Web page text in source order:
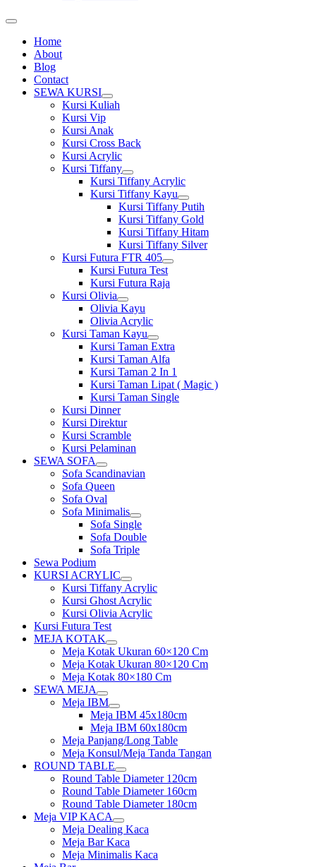
Home
About
Blog
Contact
SEWA KURSI
Show
sub
Kursi Kuliah
Kursi Vip
Kursi Anak
Kursi Cross Back
Kursi Acrylic
Kursi Tiffany
Show
sub
menu
Kursi Tiffany Acrylic
Kursi Tiffany Kayu
Show
sub
menu
Kursi Tiffany Putih
Kursi Tiffany Gold
Kursi Tiffany Hitam
Kursi Tiffany Silver
Kursi Futura FTR 405
Show
sub
menu
Kursi Futura Test
Kursi Futura Raja
Kursi Olivia
Show
sub
menu
Olivia Kayu
Olivia Acrylic
Kursi Taman Kayu
Show
sub
menu
Kursi Taman Extra
Kursi Taman Alfa
Kursi Taman 2 In 1
Kursi Taman Lipat ( Magic )
Kursi Taman Single
Kursi Dinner
Kursi Direktur
Kursi Scramble
Kursi Pelaminan
SEWA SOFA
Show
sub
menu
Sofa Scandinavian
Sofa Queen
Sofa Oval
Sofa Minimalis
Show
sub
menu
Sofa Single
Sofa Double
Sofa Triple
Sewa Podium
KURSI ACRYLIC
Show
sub
menu
Kursi Tiffany Acrylic
Kursi Ghost Acrylic
Kursi Olivia Acrylic
Kursi Futura Test
MEJA KOTAK
Show
sub
menu
Meja Kotak Ukuran 60×120 Cm
Meja Kotak Ukuran 80×120 Cm
Meja Kotak 80×180 Cm
SEWA MEJA
Show
sub
menu
Meja IBM
Show
sub
menu
Meja IBM 45x180cm
Meja IBM 60x180cm
Meja Panjang/Long Table
Meja Konsul/Meja Tanda Tangan
ROUND TABLE
Show
sub
menu
Round Table Diameter 120cm
Round Table Diameter 160cm
Round Table Diameter 180cm
Meja VIP KACA
Show
sub
menu
Meja Dealing Kaca
Meja Bar Kaca
Meja Minimalis Kaca